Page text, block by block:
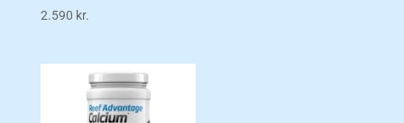
2.590 kr.